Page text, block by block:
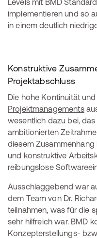
Levels mit BMD
implementieren und so
in einem deutlich
Konstruktive
Projektabschluss
Die hohe Kontinuität
Projektmanagements
wesentlich dazu bei,
ambitionierten
diesem
und konstruktive
reibungslose
Ausschlaggebend war
dem Team von Dr.
teilnahmen, was für die
sehr hilfreich war. BMD
Konzepterstellungs-